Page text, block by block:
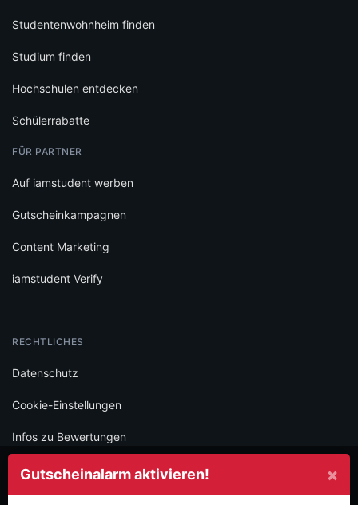
×
Gutscheinalarm aktivieren!
Studentenwohnheim finden
Studium finden
Hochschulen entdecken
Schülerrabatte
FÜR PARTNER
Auf iamstudent werben
Gutscheinkampagnen
Content Marketing
iamstudent Verify
RECHTLICHES
Datenschutz
Cookie-Einstellungen
Infos zu Bewertungen
AGB